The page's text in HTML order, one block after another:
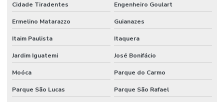
Cidade Tiradentes Engenheiro Goulart
Ermelino Matarazzo Guianazes
Itaim Paulista Itaquera
Jardim Iguatemi José Bonifácio
Moóca Parque do Carmo
Parque São Lucas Parque São Rafael